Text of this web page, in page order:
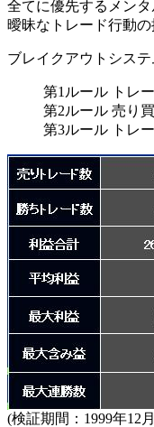
全てに優先するメンタ
曖昧なトレード行動の
ブレイクアウトシステ
第1ルール トレ
第2ルール 売り
第3ルール トレ
(検証期間：1999年12